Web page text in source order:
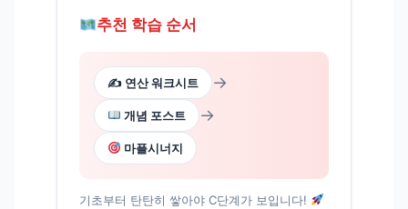
추천 학습 순서
✍️ 연산 워크시트 →
개념 포스트 →
마플시너지
기초부터 탄탄히 쌓아야 C단계가 보입니다!